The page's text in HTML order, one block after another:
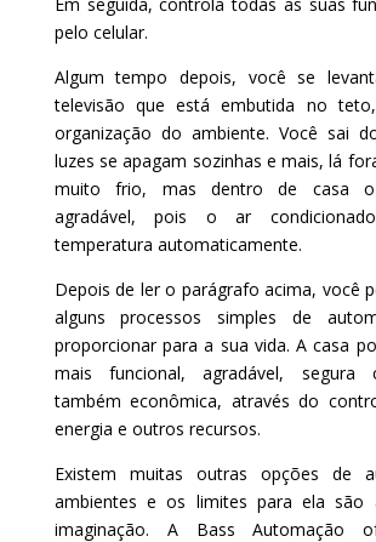
pelo celular.
Algum tempo depois, você se
televisão que está embutida no
organização do ambiente. Você sai
luzes se apagam sozinhas e mais, lá
muito frio, mas dentro de casa
agradável, pois o ar
temperatura automaticamente.
Depois de ler o parágrafo acima, você
alguns processos simples de
proporcionar para a sua vida. A casa
mais funcional, agradável, segura
também econômica, através do
energia e outros recursos.
Existem muitas outras opções de
ambientes e os limites para ela são
imaginação. A Bass Automação